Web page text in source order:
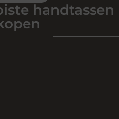
handtassen